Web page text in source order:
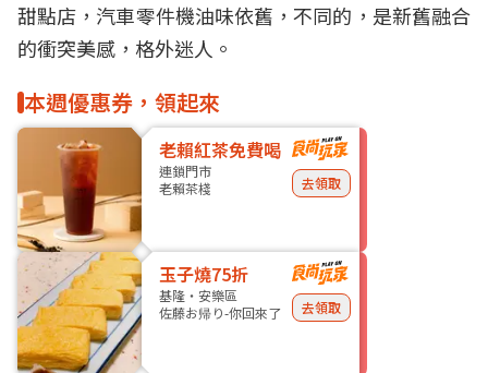
甜點店，汽車零件機油味依舊，不同的，是新舊融合
的衝突美感，格外迷人。
本週優惠券，領起來
老賴紅茶免費喝
連鎖門市
老賴茶棧
去領取
玉子燒75折
基隆・安樂區
佐藤お帰り-你回來了
去領取